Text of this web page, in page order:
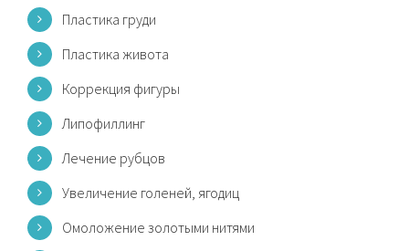
Пластика груди
Пластика живота
Коррекция фигуры
Липофиллинг
Лечение рубцов
Увеличение голеней, ягодиц
Омоложение золотыми нитями